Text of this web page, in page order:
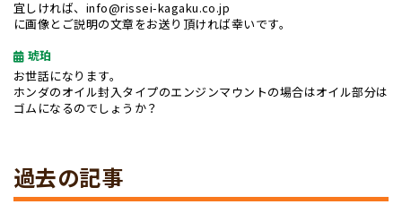
宜しければ、info@rissei-kagaku.co.jp
に画像とご説明の文章をお送り頂ければ幸いです。
琥珀
お世話になります。
ホンダのオイル封入タイプのエンジンマウントの場合はオイル部分は
ゴムになるのでしょうか？
過去の記事